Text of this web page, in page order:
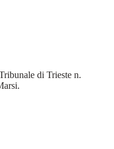
di Trieste n.